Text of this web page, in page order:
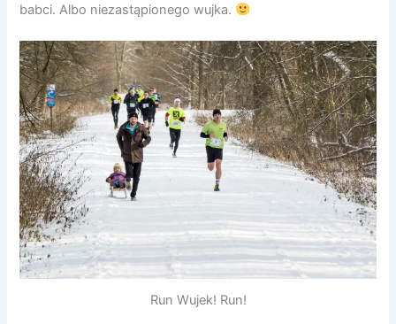
babci. Albo niezastąpionego wujka.
Run Wujek! Run!